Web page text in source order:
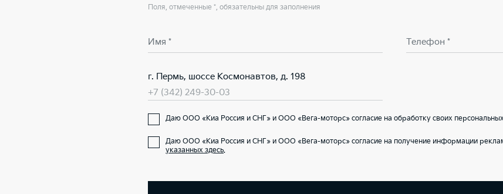
Поля, отмеченные *, обязательны для заполнения
Имя * Телефон *
г. Пермь, шоссе Космонавтов, д. 198
+7 (342) 249-30-03
Даю ООО «Киа Россия и СНГ» и ООО «Вега-моторс» согласие на обработку своих
Даю ООО «Киа Россия и СНГ» и ООО «Вега-моторс» согласие на получение информации
указанных здесь.